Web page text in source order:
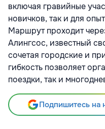
включая гравийные
новичков, так и для
Маршрут проходит
Алингсос, известный
сочетая городские и
гибкость позволяет
поездки, так и
Подпишитесь на